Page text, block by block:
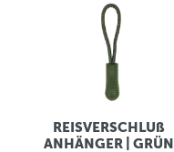
REISVERSCHLUß
ANHÄNGER | GRÜN